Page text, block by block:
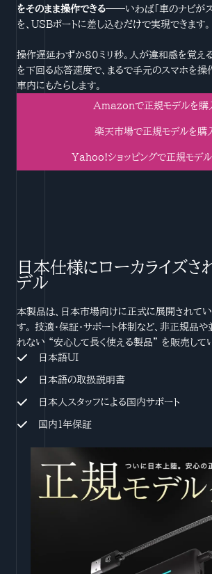
をそのまま操作できる——いわば「車のナビがス
を、USBポートに差し込むだけで実現できます。
操作遅延わずか80ミリ秒。人が違和感を覚え
を下回る応答速度で、まるで手元のスマホを操
車内にもたらします。
Amazonで正規モデルを購
楽天市場で正規モデルを購
Yahoo!ショッピングで正規モデ
日本仕様にローカライズさ
デル
本製品は、日本市場向けに正式に展開されてい
す。 技適・保証・サポート体制など、非正規品
れない “安心して長く使える製品” を販売して
日本語UI
日本語の取扱説明書
日本人スタッフによる国内サポート
国内1年保証